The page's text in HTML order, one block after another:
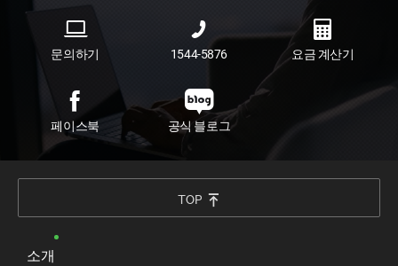
문의하기 1544-5876 요금 계산기
페이스북 공식 블로그
TOP
소개